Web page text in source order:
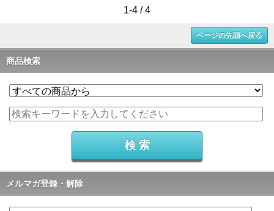
1-4 / 4
ページの先頭へ戻る
商品検索
メルマガ登録・解除